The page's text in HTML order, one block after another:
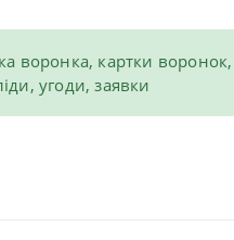
воронка, картки воронок,
угоди, заявки